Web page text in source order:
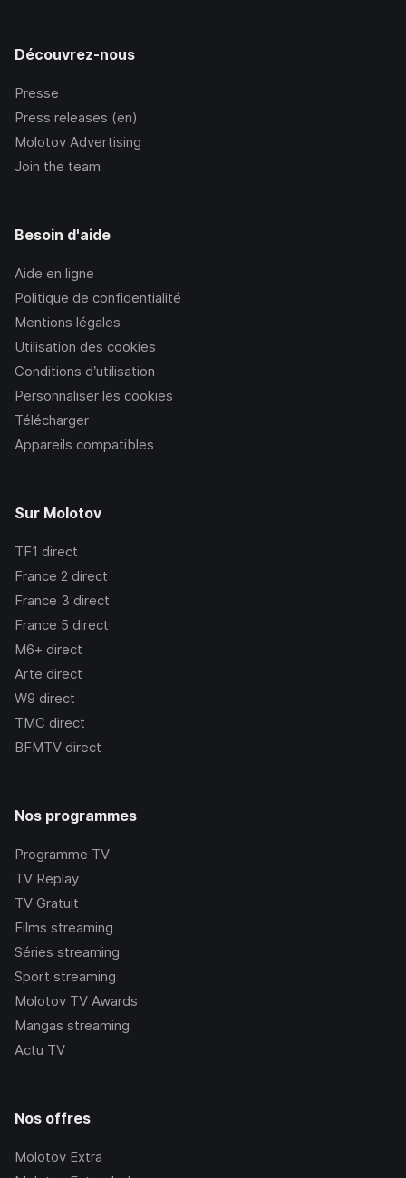
Découvrez-nous
Presse
Press releases (en)
Molotov Advertising
Join the team
Besoin d'aide
Aide en ligne
Politique de confidentialité
Mentions légales
Utilisation des cookies
Conditions d’utilisation
Personnaliser les cookies
Télécharger
Appareils compatibles
Sur Molotov
TF1 direct
France 2 direct
France 3 direct
France 5 direct
M6+ direct
Arte direct
W9 direct
TMC direct
BFMTV direct
Nos programmes
Programme TV
TV Replay
TV Gratuit
Films streaming
Séries streaming
Sport streaming
Molotov TV Awards
Mangas streaming
Actu TV
Nos offres
Molotov Extra